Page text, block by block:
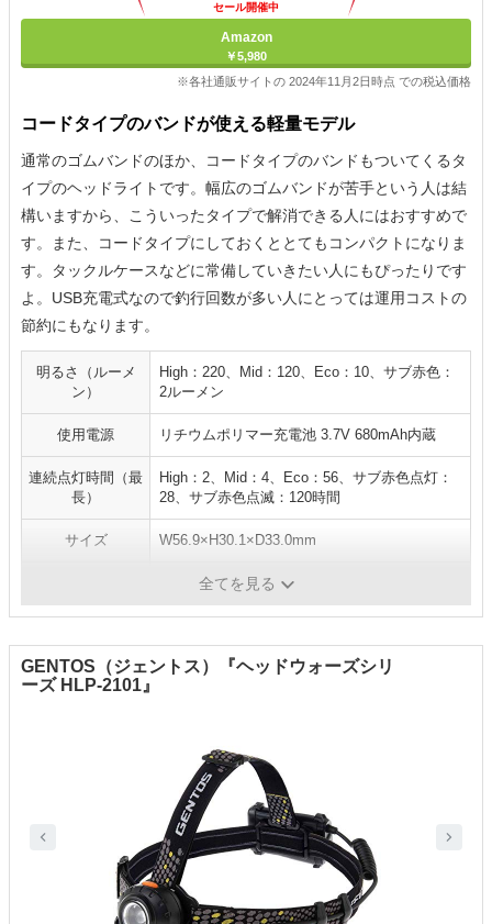
セール開催中
Amazon
￥5,980
※各社通販サイトの 2024年11月2日時点 での税込価格
コードタイプのバンドが使える軽量モデル
通常のゴムバンドのほか、コードタイプのバンドもついてくるタ
イプのヘッドライトです。幅広のゴムバンドが苦手という人は結
構いますから、こういったタイプで解消できる人にはおすすめで
す。また、コードタイプにしておくととてもコンパクトになりま
す。タックルケースなどに常備していきたい人にもぴったりです
よ。USB充電式なので釣行回数が多い人にとっては運用コストの
節約にもなります。
明るさ（ルーメ
ン）
High：220、Mid：120、Eco：10、サブ赤色：
2ルーメン
使用電源 リチウムポリマー充電池 3.7V 680mAh内蔵
連続点灯時間（最
長）
High：2、Mid：4、Eco：56、サブ赤色点灯：
28、サブ赤色点滅：120時間
サイズ W56.9×H30.1×D33.0mm
全てを見る
GENTOS（ジェントス）『ヘッドウォーズシリ
ーズ HLP-2101』